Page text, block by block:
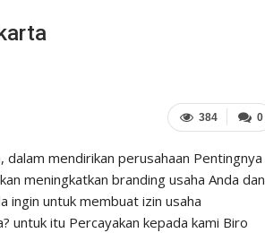
0
384
dalam mendirikan perusahaan Pentingnya
meningkatkan branding usaha Anda dan
ingin untuk membuat izin usaha
untuk itu Percayakan kepada kami Biro